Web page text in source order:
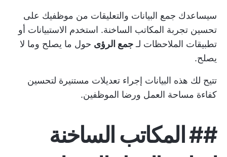
سيساعدك جمع البيانات والتعليقات من موظفيك على
تحسين تجربة المكاتب الساخنة. استخدم الاستبيانات أو
تطبيقات الملاحظات لـ جمع الرؤى حول ما يصلح وما لا
يصلح.
تتيح لك هذه البيانات إجراء تعديلات مستنيرة لتحسين
كفاءة مساحة العمل ورضا الموظفين.
## المكاتب الساخنة